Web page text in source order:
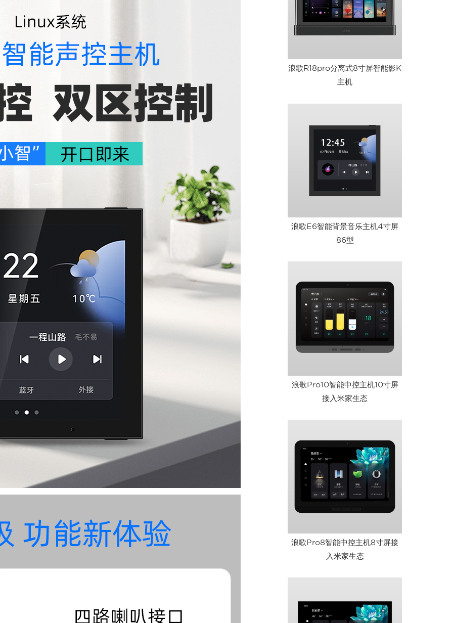
浪歌R18pro分离式8寸屏智能影K
主机
浪歌E6智能背景音乐主机4寸屏
86型
浪歌Pro10智能中控主机10寸屏
接入米家生态
浪歌Pro8智能中控主机8寸屏接
入米家生态